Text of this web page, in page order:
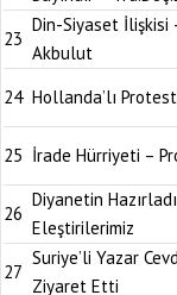
23
Din-Siyaset İlişkisi
Akbulut
24 Hollanda’lı
25 İrade Hürriyeti –
26
Diyanetin
Eleştirilerimiz
27
Suriye’li Yazar
Ziyaret Etti